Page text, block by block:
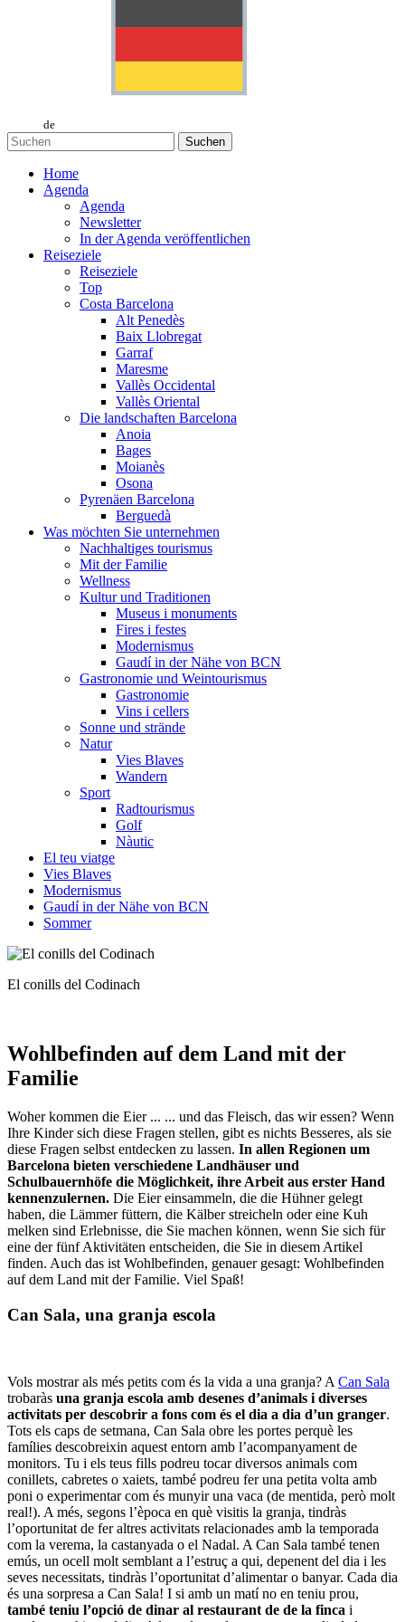
de
Suchen
Home
Agenda
Agenda
Newsletter
In der Agenda veröffentlichen
Reiseziele
Reiseziele
Top
Costa Barcelona
Alt Penedès
Baix Llobregat
Garraf
Maresme
Vallès Occidental
Vallès Oriental
Die landschaften Barcelona
Anoia
Bages
Moianès
Osona
Pyrenäen Barcelona
Berguedà
Was möchten Sie unternehmen
Nachhaltiges tourismus
Mit der Familie
Wellness
Kultur und Traditionen
Museus i monuments
Fires i festes
Modernismus
Gaudí in der Nähe von BCN
Gastronomie und Weintourismus
Gastronomie
Vins i cellers
Sonne und strände
Natur
Vies Blaves
Wandern
Sport
Radtourismus
Golf
Nàutic
El teu viatge
Vies Blaves
Modernismus
Gaudí in der Nähe von BCN
Sommer
El conills del Codinach
Wohlbefinden auf dem Land mit der
Familie
Woher kommen die Eier ... ... und das Fleisch, das wir essen? Wenn
Ihre Kinder sich diese Fragen stellen, gibt es nichts Besseres, als sie
diese Fragen selbst entdecken zu lassen. In allen Regionen um
Barcelona bieten verschiedene Landhäuser und
Schulbauernhöfe die Möglichkeit, ihre Arbeit aus erster Hand
kennenzulernen. Die Eier einsammeln, die die Hühner gelegt
haben, die Lämmer füttern, die Kälber streicheln oder eine Kuh
melken sind Erlebnisse, die Sie machen können, wenn Sie sich für
eine der fünf Aktivitäten entscheiden, die Sie in diesem Artikel
finden. Auch das ist Wohlbefinden, genauer gesagt: Wohlbefinden
auf dem Land mit der Familie. Viel Spaß!
Can Sala, una granja escola
Vols mostrar als més petits com és la vida a una granja? A Can Sala
trobaràs una granja escola amb desenes d’animals i diverses
activitats per descobrir a fons com és el dia a dia d’un granger.
Tots els caps de setmana, Can Sala obre les portes perquè les
famílies descobreixin aquest entorn amb l’acompanyament de
monitors. Tu i els teus fills podreu tocar diversos animals com
conillets, cabretes o xaiets, també podreu fer una petita volta amb
poni o experimentar com és munyir una vaca (de mentida, però molt
real!). A més, segons l’època en què visitis la granja, tindràs
l’oportunitat de fer altres activitats relacionades amb la temporada
com la verema, la castanyada o el Nadal. A Can Sala també tenen
emús, un ocell molt semblant a l’estruç a qui, depenent del dia i les
seves necessitats, tindràs l’oportunitat d’alimentar o banyar. Cada dia
és una sorpresa a Can Sala! I si amb un matí no en teniu prou,
també teniu l’opció de dinar al restaurant de de la finca i